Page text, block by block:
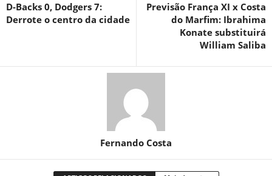
D-Backs 0, Dodgers 7:
Derrote o centro da cidade
Previsão França XI x Costa
do Marfim: Ibrahima
Konate substituirá
William Saliba
Fernando Costa